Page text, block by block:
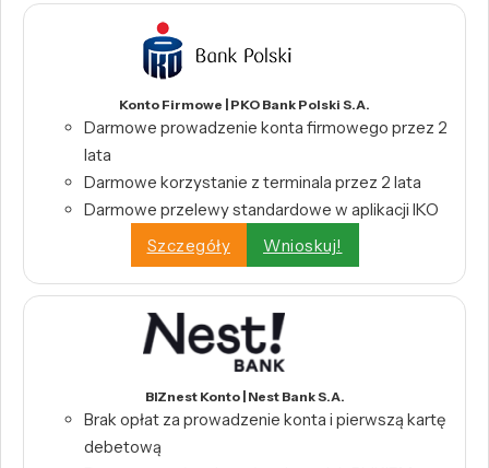
Konto Firmowe | PKO Bank Polski S.A.
Darmowe prowadzenie konta firmowego przez 2
lata
Darmowe korzystanie z terminala przez 2 lata
Darmowe przelewy standardowe w aplikacji IKO
Szczegóły
Wnioskuj!
BIZnest Konto | Nest Bank S.A.
Brak opłat za prowadzenie konta i pierwszą kartę
debetową